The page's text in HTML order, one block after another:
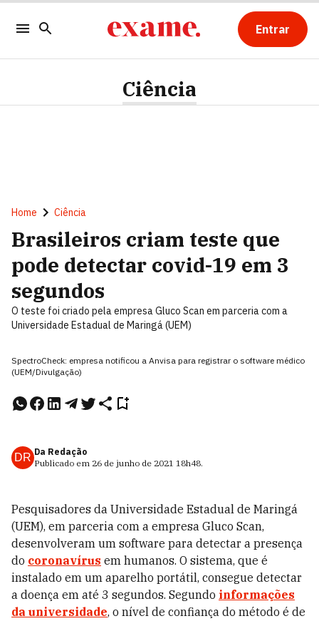
Entrar
Ciência
Home Ciência
Brasileiros criam teste que
pode detectar covid-19 em 3
segundos
O teste foi criado pela empresa Gluco Scan em parceria com a
Universidade Estadual de Maringá (UEM)
SpectroCheck: empresa notificou a Anvisa para registrar o software médico
(UEM/Divulgação)
DR Da Redação
Publicado em 26 de junho de 2021 18h48.
Pesquisadores da Universidade Estadual de Maringá
(UEM), em parceria com a empresa Gluco Scan,
desenvolveram um software para detectar a presença
do coronavírus em humanos. O sistema, que é
instalado em um aparelho portátil, consegue detectar
a doença em até 3 segundos. Segundo informações
da universidade, o nível de confiança do método é de